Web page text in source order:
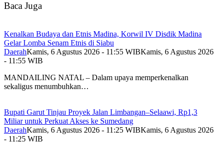
Baca Juga
Kenalkan Budaya dan Etnis Madina, Korwil IV Disdik Madina
Gelar Lomba Senam Etnis di Siabu
DaerahKamis, 6 Agustus 2026 - 11:55 WIBKamis, 6 Agustus 2026
- 11:55 WIB
MANDAILING NATAL – Dalam upaya memperkenalkan
sekaligus menumbuhkan…
Bupati Garut Tinjau Proyek Jalan Limbangan–Selaawi, Rp1,3
Miliar untuk Perkuat Akses ke Sumedang
DaerahKamis, 6 Agustus 2026 - 11:25 WIBKamis, 6 Agustus 2026
- 11:25 WIB